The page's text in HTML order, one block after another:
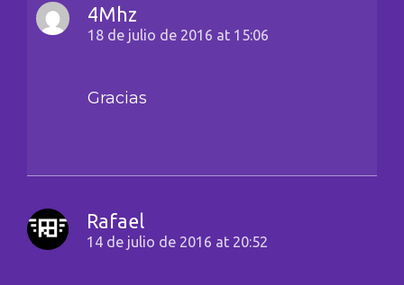
4Mhz
18 de julio de 2016 at 15:06
Gracias
Rafael
14 de julio de 2016 at 20:52